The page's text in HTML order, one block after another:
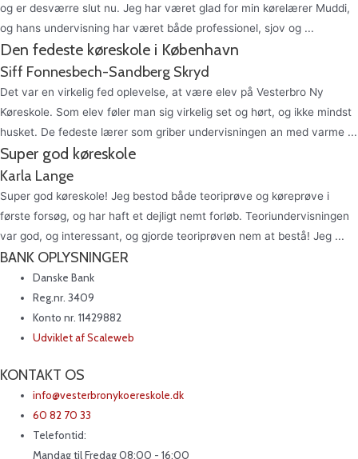
og er desværre slut nu. Jeg har været glad for min kørelærer Muddi,
og hans undervisning har været både professionel, sjov og ...
Den fedeste køreskole i København
Siff Fonnesbech-Sandberg Skryd
Det var en virkelig fed oplevelse, at være elev på Vesterbro Ny
Køreskole. Som elev føler man sig virkelig set og hørt, og ikke mindst
husket. De fedeste lærer som griber undervisningen an med varme ...
Super god køreskole
Karla Lange
Super god køreskole! Jeg bestod både teoriprøve og køreprøve i
første forsøg, og har haft et dejligt nemt forløb. Teoriundervisningen
var god, og interessant, og gjorde teoriprøven nem at bestå! Jeg ...
BANK OPLYSNINGER
Danske Bank
Reg.nr. 3409
Konto nr. 11429882
Udviklet af Scaleweb
KONTAKT OS
info@vesterbronykoereskole.dk
60 82 70 33
Telefontid:
Mandag til Fredag 08:00 - 16:00